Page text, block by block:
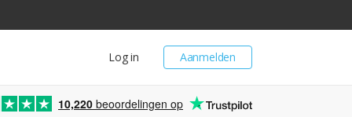
Aanmelden
Log in
10,220 beoordelingen op